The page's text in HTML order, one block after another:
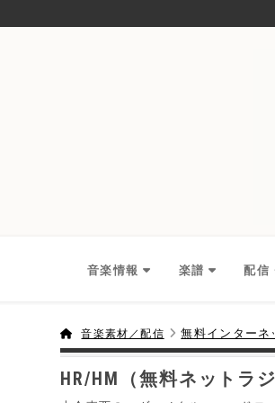
音楽情報 楽譜 配信
音楽素材／配信 無料インターネ
HR/HM（無料ネットラジ